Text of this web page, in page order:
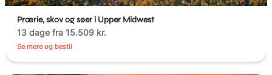
Prærie, skov og søer i Upper Midwest
13 dage fra 15.509 kr.
Se mere og bestil